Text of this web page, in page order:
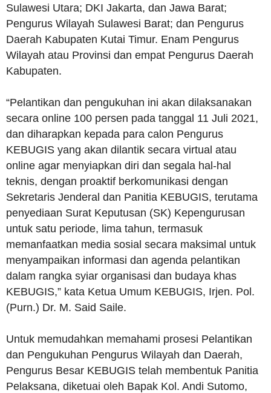
Sulawesi Utara; DKI Jakarta, dan Jawa Barat;
Pengurus Wilayah Sulawesi Barat; dan Pengurus
Daerah Kabupaten Kutai Timur. Enam Pengurus
Wilayah atau Provinsi dan empat Pengurus Daerah
Kabupaten.
“Pelantikan dan pengukuhan ini akan dilaksanakan
secara online 100 persen pada tanggal 11 Juli 2021,
dan diharapkan kepada para calon Pengurus
KEBUGIS yang akan dilantik secara virtual atau
online agar menyiapkan diri dan segala hal-hal
teknis, dengan proaktif berkomunikasi dengan
Sekretaris Jenderal dan Panitia KEBUGIS, terutama
penyediaan Surat Keputusan (SK) Kepengurusan
untuk satu periode, lima tahun, termasuk
memanfaatkan media sosial secara maksimal untuk
menyampaikan informasi dan agenda pelantikan
dalam rangka syiar organisasi dan budaya khas
KEBUGIS,” kata Ketua Umum KEBUGIS, Irjen. Pol.
(Purn.) Dr. M. Said Saile.
Untuk memudahkan memahami prosesi Pelantikan
dan Pengukuhan Pengurus Wilayah dan Daerah,
Pengurus Besar KEBUGIS telah membentuk Panitia
Pelaksana, diketuai oleh Bapak Kol. Andi Sutomo,